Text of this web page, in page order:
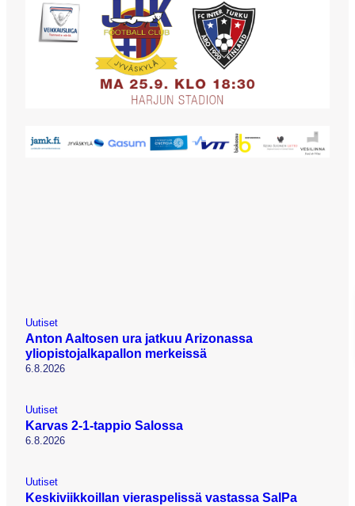
Uutiset
Anton Aaltosen ura jatkuu Arizonassa
yliopistojalkapallon merkeissä
6.8.2026
Uutiset
Karvas 2-1-tappio Salossa
6.8.2026
Uutiset
Keskiviikkoillan vieraspelissä vastassa SalPa